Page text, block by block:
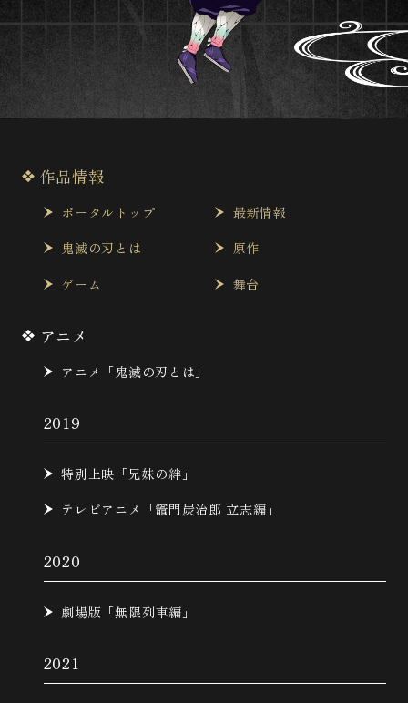
作品情報
ポータルトップ
最新情報
鬼滅の刃とは
原作
ゲーム
舞台
アニメ
アニメ「鬼滅の刃とは」
2019
特別上映「兄妹の絆」
テレビアニメ「竈門炭治郎 立志編」
2020
劇場版「無限列車編」
2021